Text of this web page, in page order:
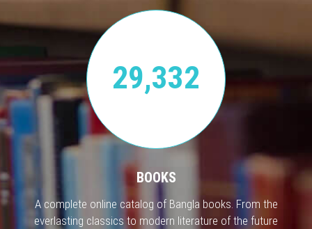
29,332
BOOKS
A complete online catalog of Bangla books. From the
everlasting classics to modern literature of the future